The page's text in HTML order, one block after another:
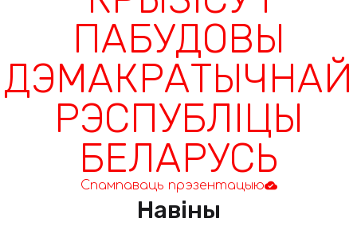
ПАБУДОВЫ
ДЭМАКРАТЫЧНАЙ
РЭСПУБЛІЦЫ
БЕЛАРУСЬ
Спампаваць прэзентацыю
Навіны